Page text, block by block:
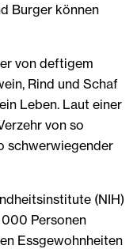
Burger können
von deftigem
Rind und Schaf
Leben. Laut einer
von so
schwerwiegender
(NIH)
000 Personen
Essgewohnheiten